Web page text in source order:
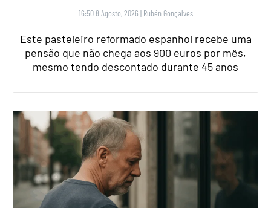
16:50 8 Agosto, 2026 | Rubén Gonçalves
Este pasteleiro reformado espanhol recebe uma
pensão que não chega aos 900 euros por mês,
mesmo tendo descontado durante 45 anos